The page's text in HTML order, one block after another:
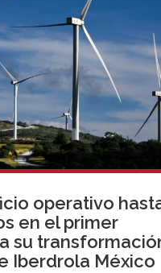
operativo
en el primer
su
Iberdrola México